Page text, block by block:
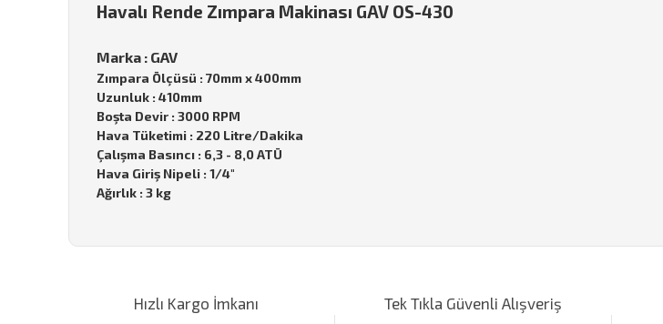
Havalı Rende Zımpara Makinası GAV OS-430
Marka : GAV
Zımpara Ölçüsü : 70mm x 400mm
Uzunluk : 410mm
Boşta Devir : 3000 RPM
Hava Tüketimi : 220 Litre/Dakika
Çalışma Basıncı : 6,3 - 8,0 ATÜ
Hava Giriş Nipeli : 1/4"
Ağırlık : 3 kg
Ürün resmi kalitesiz, bozuk veya görüntülenemiyor.
Hızlı Kargo İmkanı Tek Tıkla Güvenli Alışveriş